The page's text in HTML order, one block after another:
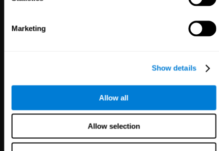
Marketing
Show details
Allow all
Allow selection
1,067Schulen
19,742Studenten
der Mitarbeiter
51Unternehmen
298Mitarbeiter